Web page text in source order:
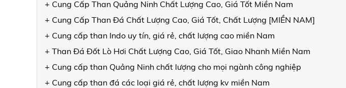
+ Cung Cấp Than Quảng Ninh Chất Lượng Cao, Giá Tốt Miền Nam
+ Cung Cấp Than Đá Chất Lượng Cao, Giá Tốt, Chất Lượng [MIỀN NAM]
+ Cung cấp than Indo uy tín, giá rẻ, chất lượng cao miền Nam
+ Than Đá Đốt Lò Hơi Chất Lượng Cao, Giá Tốt, Giao Nhanh Miền Nam
+ Cung cấp than Quảng Ninh chất lượng cho mọi ngành công nghiệp
+ Cung cấp than đá các loại giá rẻ, chất lượng kv miền Nam